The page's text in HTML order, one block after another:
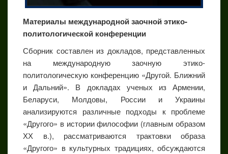
Материалы международной заочной этико-
политологической конференции
Сборник составлен из докладов, представленных
на международную заочную этико-
политологическую конференцию «Другой. Ближний
и Дальний». В докладах ученых из Армении,
Беларуси, Молдовы, России и Украины
анализируются различные подходы к проблеме
«Другого» в истории философии (главным образом
ХХ в.), рассматриваются трактовки образа
«Другого» в культурных традициях, обсуждаются